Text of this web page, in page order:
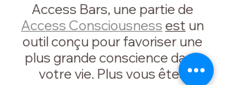
Access Bars, une partie de
Access Consciousness est un
outil conçu pour favoriser une
plus grande conscience dans
votre vie. Plus vous êtes